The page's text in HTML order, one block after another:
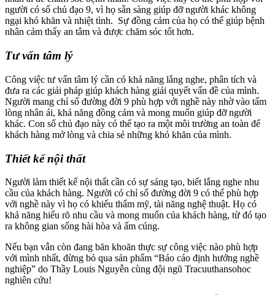
người có số chủ đạo 9, vì họ sẵn sàng giúp đỡ người khác không
ngại khó khăn và nhiệt tình. Sự đồng cảm của họ có thể giúp bệnh
nhân cảm thấy an tâm và được chăm sóc tốt hơn.
Tư vấn tâm lý
Công việc tư vấn tâm lý cần có khả năng lắng nghe, phân tích và
đưa ra các giải pháp giúp khách hàng giải quyết vấn đề của mình.
Người mang chỉ số đường đời 9 phù hợp với nghề này nhờ vào tấm
lòng nhân ái, khả năng đồng cảm và mong muốn giúp đỡ người
khác. Con số chủ đạo này có thể tạo ra một môi trường an toàn để
khách hàng mở lòng và chia sẻ những khó khăn của mình.
Thiết kế nội thất
Người làm thiết kế nội thất cần có sự sáng tạo, biết lắng nghe nhu
cầu của khách hàng. Người có chỉ số đường đời 9 có thể phù hợp
với nghề này vì họ có khiếu thẩm mỹ, tài năng nghệ thuật. Họ có
khả năng hiểu rõ nhu cầu và mong muốn của khách hàng, từ đó tạo
ra không gian sống hài hòa và ấm cúng.
Nếu bạn vẫn còn đang băn khoăn thực sự công việc nào phù hợp
với mình nhất, đừng bỏ qua sản phẩm “Báo cáo định hướng nghề
nghiệp” do Thầy Louis Nguyễn cùng đội ngũ Tracuuthansohoc
nghiên cứu!